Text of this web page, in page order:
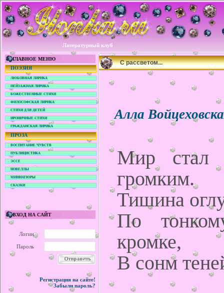
Литературный клуб
ГЛАВНОЕ МЕНЮ
ПОЭЗИЯ
ЛЮБОВНАЯ ЛИРИКА
ПЕЙЗАЖНАЯ ЛИРИКА
БОЖЕСТВЕННЫЕ СТИХИ
ФИЛОСОФСКАЯ ЛИРИКА
СТИХИ ДЛЯ ДЕТЕЙ
ИРОНИЧНЫЕ СТИХИ
ГРАЖДАНСКАЯ ЛИРИКА
ПРОЗА
ВОСПИТАНИЕ ЧУВСТВ
ПУБЛИЦИСТИКА
ЭССЕ
НОВЕЛЛЫ
МИНИАТЮРЫ
СКАЗКИ
ВХОД НА САЙТ
Логин
Пароль
Регистрация на сайте!
Забыли пароль?
С рассветом...
Алла
Мир стал
громким.
Тишина
По
кромке,
В сонм